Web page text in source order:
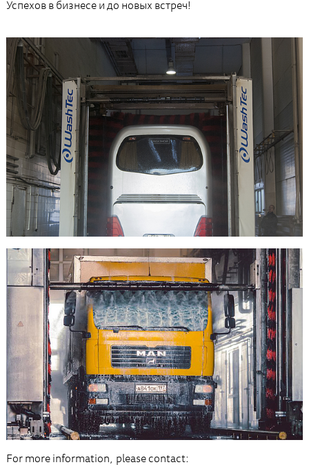
Успехов в бизнесе и до новых встреч!
For more information, please contact: